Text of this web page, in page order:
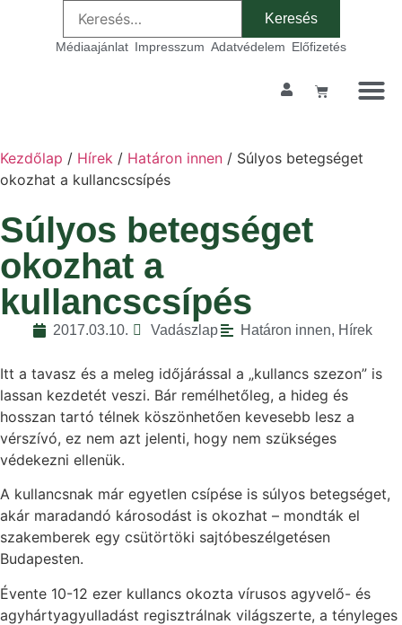
Médiaajánlat Impresszum Adatvédelem Előfizetés
Kezdőlap / Hírek / Határon innen / Súlyos betegséget
okozhat a kullancscsípés
Súlyos betegséget
okozhat a
kullancscsípés
2017.03.10. Vadászlap Határon innen, Hírek
Itt a tavasz és a meleg időjárással a „kullancs szezon” is
lassan kezdetét veszi. Bár remélhetőleg, a hideg és
hosszan tartó télnek köszönhetően kevesebb lesz a
vérszívó, ez nem azt jelenti, hogy nem szükséges
védekezni ellenük.
A kullancsnak már egyetlen csípése is súlyos betegséget,
akár maradandó károsodást is okozhat – mondták el
szakemberek egy csütörtöki sajtóbeszélgetésen
Budapesten.
Évente 10-12 ezer kullancs okozta vírusos agyvelő- és
agyhártyagyulladást regisztrálnak világszerte, a tényleges